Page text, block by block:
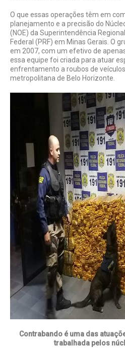
O que essas operações têm em
planejamento e a precisão do
(NOE) da Superintendência
Federal (PRF) em Minas Gerais. O
em 2007, com um efetivo de
essa equipe foi criada para atuar
enfrentamento a roubos de
metropolitana de Belo Horizonte.
Contrabando é uma das
trabalhada pelos